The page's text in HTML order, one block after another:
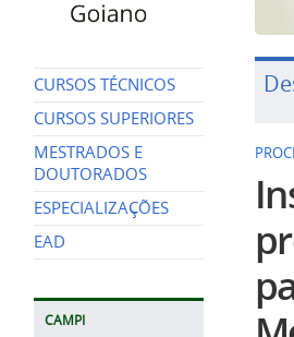
CURSOS TÉCNICOS
CURSOS SUPERIORES
MESTRADOS E
DOUTORADOS
ESPECIALIZAÇÕES
EAD
CAMPI